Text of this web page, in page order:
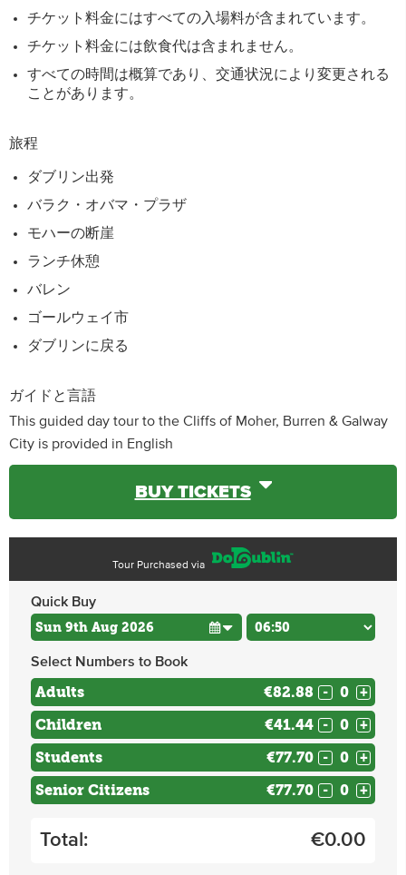
チケット料金にはすべての入場料が含まれています。
チケット料金には飲食代は含まれません。
すべての時間は概算であり、交通状況により変更される
ことがあります。
旅程
ダブリン出発
バラク・オバマ・プラザ
モハーの断崖
ランチ休憩
バレン
ゴールウェイ市
ダブリンに戻る
ガイドと言語
This guided day tour to the Cliffs of Moher, Burren & Galway
City is provided in English
BUY TICKETS
Tour Purchased via
Quick Buy
Select Numbers to Book
Adults €82.88 - +
Children €41.44 - +
Students €77.70 - +
Senior Citizens €77.70 - +
Total: €0.00